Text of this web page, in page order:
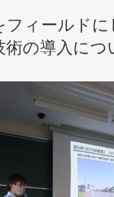
フィールド
術の導入に